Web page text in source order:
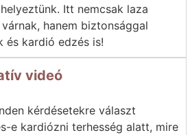
Itt nemcsak laza
hanem biztonsággal
és kardió edzés is!
videó
kérdésetekre választ
e kardiózni terhesség alatt, mire